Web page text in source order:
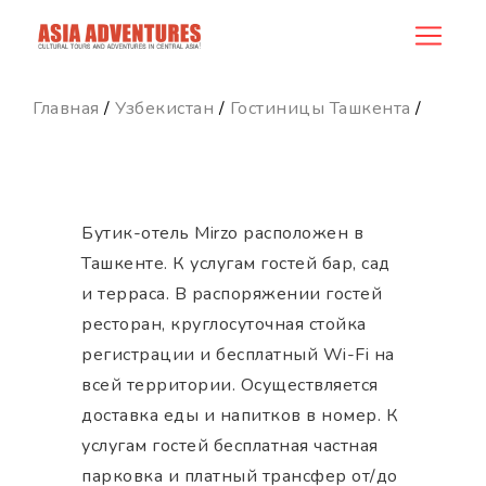
hotel_id
Главная / Узбекистан / Гостиницы Ташкента /
Бутик-отель Mirzo расположен в
Ташкенте. К услугам гостей бар, сад
и терраса. В распоряжении гостей
ресторан, круглосуточная стойка
регистрации и бесплатный Wi-Fi на
всей территории. Осуществляется
доставка еды и напитков в номер. К
услугам гостей бесплатная частная
парковка и платный трансфер от/до